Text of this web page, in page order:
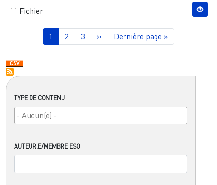
TYPE DE CONTENU
AUTEUR.E/MEMBRE ESO
Fichier
Pagination
Page courante
1 Page
2 Page
3 Page suivante
›› Dernière page
Dernière page »